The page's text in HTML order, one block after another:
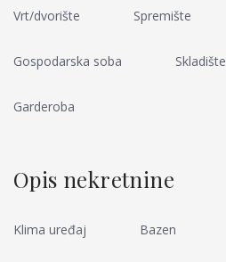
Vrt/dvorište Spremište
Gospodarska soba Skladište
Garderoba
Opis nekretnine
Klima uređaj Bazen